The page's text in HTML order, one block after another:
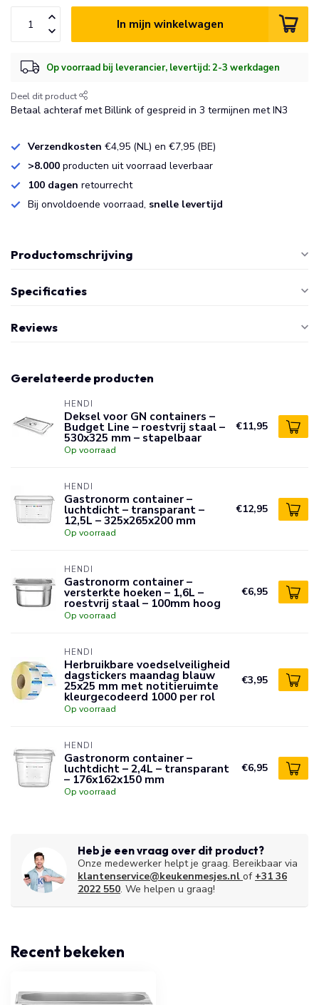
In mijn winkelwagen
Op voorraad bij leverancier, levertijd: 2-3 werkdagen
Deel dit product
Betaal achteraf met Billink of gespreid in 3 termijnen met IN3
Verzendkosten €4,95 (NL) en €7,95 (BE)
>8.000 producten uit voorraad leverbaar
100 dagen retourrecht
Bij onvoldoende voorraad, snelle levertijd
Productomschrijving
Specificaties
Reviews
Gerelateerde producten
HENDI
Deksel voor GN containers –
Budget Line – roestvrij staal –
530x325 mm – stapelbaar
Op voorraad
€11,95
HENDI
Gastronorm container –
luchtdicht – transparant –
12,5L – 325x265x200 mm
Op voorraad
€12,95
HENDI
Gastronorm container –
versterkte hoeken – 1,6L –
roestvrij staal – 100mm hoog
Op voorraad
€6,95
HENDI
Herbruikbare voedselveiligheid
dagstickers maandag blauw
25x25 mm met notitieruimte
kleurgecodeerd 1000 per rol
Op voorraad
€3,95
HENDI
Gastronorm container –
luchtdicht – 2,4L – transparant
– 176x162x150 mm
Op voorraad
€6,95
Heb je een vraag over dit product?
Onze medewerker helpt je graag. Bereikbaar via
klantenservice@keukenmesjes.nl of +31 36
2022 550. We helpen u graag!
Recent bekeken